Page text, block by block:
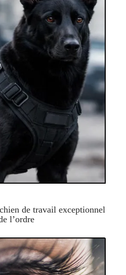
de travail exceptionnel
l’ordre